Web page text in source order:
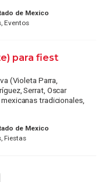
de Mexico
Eventos
para fiest
(Violeta Parra,
Serrat, Oscar
tradicionales,
de Mexico
Fiestas